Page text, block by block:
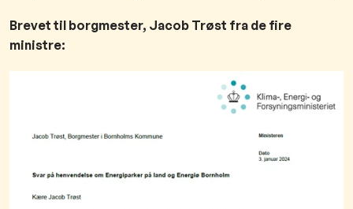
Brevet til borgmester, Jacob Trøst fra de fire
ministre: